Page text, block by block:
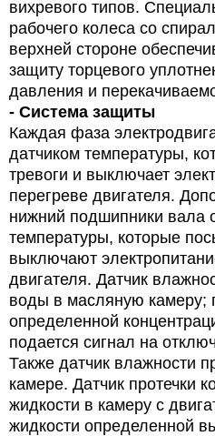
вихревого типов.
рабочего колеса со
верхней стороне
защиту торцевого
давления и
- Система защиты
Каждая фаза
датчиком температуры,
тревоги и выключает
перегреве двигателя.
нижний подшипники вала
температуры, которые
выключают
двигателя. Датчик
воды в масляную камеру;
определенной
подается сигнал на
Также датчик влажности
камере. Датчик протечки
жидкости в камеру с
жидкости определенной